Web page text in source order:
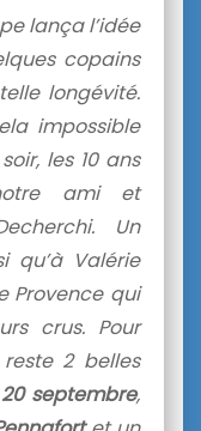
lança l’idée
copains
longévité.
impossible
les 10 ans
ami et
Un
qu’à Valérie
Provence qui
crus. Pour
2 belles
20 septembre,